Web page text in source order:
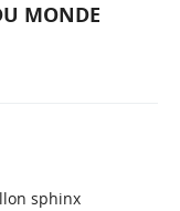
MONDE
sphinx